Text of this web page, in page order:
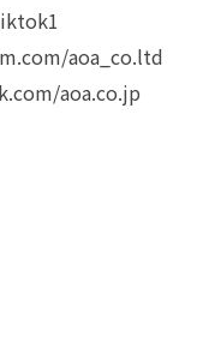
aoa_co.ltd
aoa.co.jp